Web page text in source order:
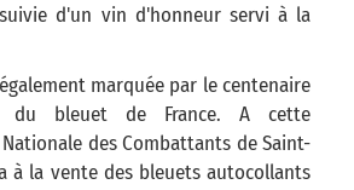
d'un vin d'honneur servi à la
marquée par le centenaire
bleuet de France. A cette
des Combattants de Saint-
à la vente des bleuets autocollants